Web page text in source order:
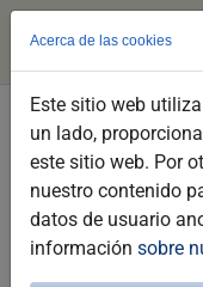
Skip
main
content
Conferencia
Fiestas de la
Acerca de las cookies
Este sitio web
un lado,
este sitio web. Por
nuestro contenido
datos de usuario
información sobre